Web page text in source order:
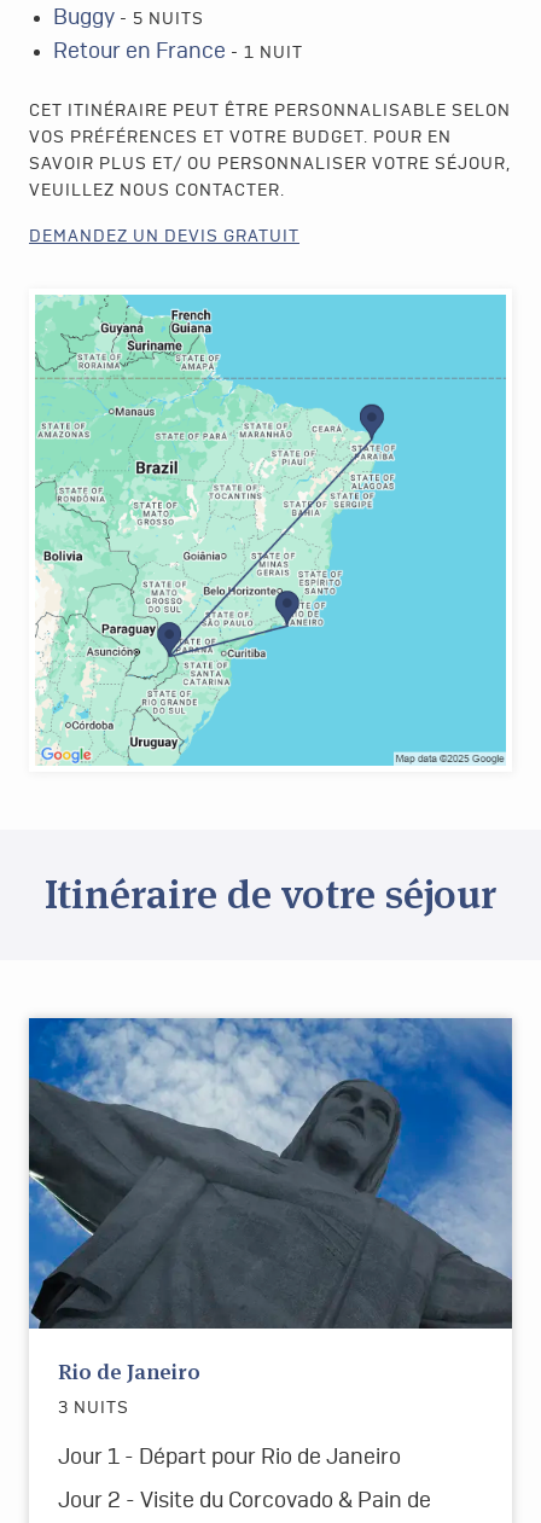
Buggy - 5 NUITS
Retour en France - 1 NUIT
CET ITINÉRAIRE PEUT ÊTRE PERSONNALISABLE SELON
VOS PRÉFÉRENCES ET VOTRE BUDGET. POUR EN
SAVOIR PLUS ET/ OU PERSONNALISER VOTRE SÉJOUR,
VEUILLEZ NOUS CONTACTER.
DEMANDEZ UN DEVIS GRATUIT
Itinéraire de votre séjour
Rio de Janeiro
3 NUITS
Jour 1 - Départ pour Rio de Janeiro
Jour 2 - Visite du Corcovado & Pain de